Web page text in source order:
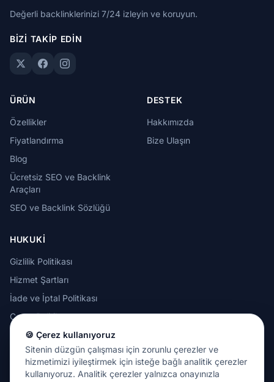
Değerli backlinklerinizi 7/24 izleyin ve koruyun.
BIZI TAKIP EDIN
ÜRÜN
Özellikler
Fiyatlandırma
Blog
Ücretsiz SEO ve Backlink
Araçları
SEO ve Backlink Sözlüğü
DESTEK
Hakkımızda
Bize Ulaşın
HUKUKI
Gizlilik Politikası
Hizmet Şartları
İade ve İptal Politikası
Çerez Politikası
Kabul Edilebilir Kullanım
Politikası
🍪 Çerez kullanıyoruz
Sitenin düzgün çalışması için zorunlu çerezler ve
hizmetimizi iyileştirmek için isteğe bağlı analitik çerezler
kullanıyoruz. Analitik çerezler yalnızca onayınızla